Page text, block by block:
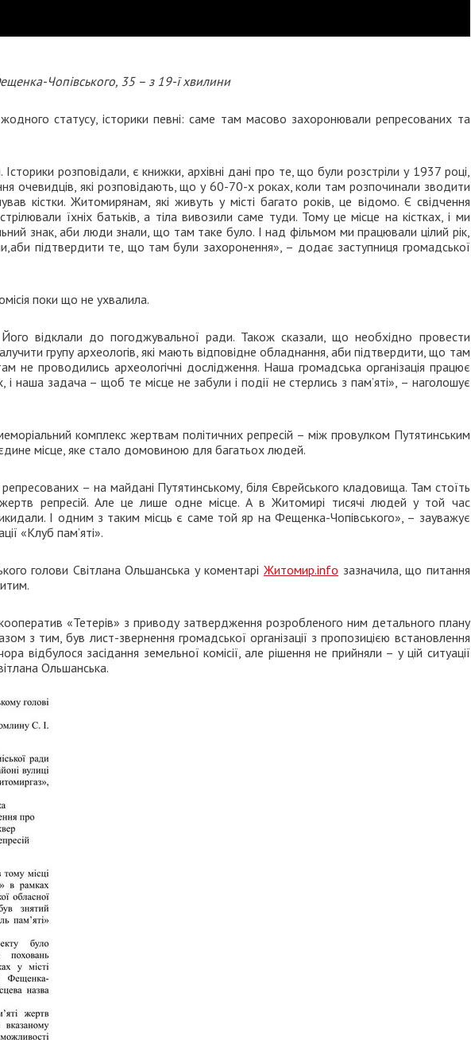
Чопівського, 35 – з 19-ї хвилини
статусу, історики певні: саме там масово захоронювали репресованих та
розповідали, є книжки, архівні дані про те, що були розстріли у 1937 році,
очевидців, які розповідають, що у 60-70-х роках, коли там розпочинали зводити
кістки. Житомирянам, які живуть у місті багато років, це відомо. Є свідчення
їхніх батьків, а тіла вивозили саме туди. Тому це місце на кістках, і ми
знак, аби люди знали, що там таке було. І над фільмом ми працювали цілий рік,
підтвердити те, що там були захоронення», – додає заступниця громадської
поки що не ухвалила.
відклали до погоджувальної ради. Також сказали, що необхідно провести
групу археологів, які мають відповідне обладнання, аби підтвердити, що там
не проводились археологічні дослідження. Наша громадська організація працює
і наша задача – щоб те місце не забули і події не стерлись з пам’яті», – наголошує
комплекс жертвам політичних репресій – між провулком Путятинським
місце, яке стало домовиною для багатьох людей.
– на майдані Путятинському, біля Єврейського кладовища. Там стоїть
репресій. Але це лише одне місце. А в Житомирі тисячі людей у той час
І одним з таким місць є саме той яр на Фещенка-Чопівського», – зауважує
«Клуб пам’яті».
голови Світлана Ольшанська у коментарі Житомир.info зазначила, що питання
«Тетерів» з приводу затвердження розробленого ним детального плану
з тим, був лист-звернення громадської організації з пропозицією встановлення
відбулося засідання земельної комісії, але рішення не прийняли – у цій ситуації
Ольшанська.